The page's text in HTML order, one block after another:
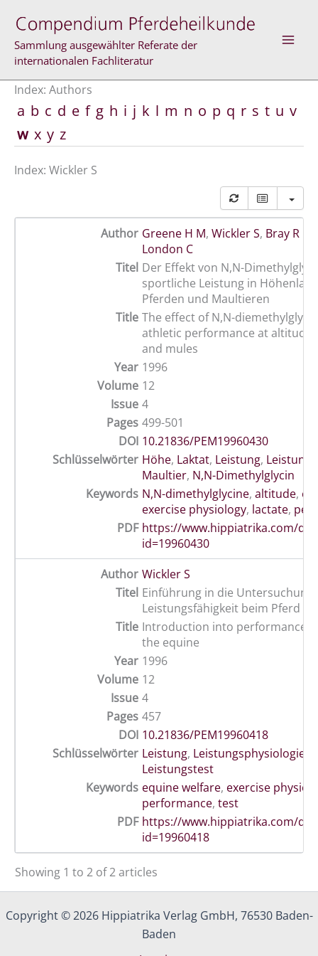
content
Sammlung ausgewählter Referate der
internationalen Fachliteratur
Index: Authors
a b c d e f g h i j k l m n o p q r s t u v
w x y z
Index: Wickler S
Author Greene H M, Wickler S, Bray R E
London C
Titel Der Effekt von N,N-
sportliche Leistung in
Pferden und Maultieren
Title The effect of N,N-
athletic performance at altitude
and mules
Year 1996
Volume 12
Issue 4
Pages 499-501
DOI 10.21836/PEM19960430
Schlüsselwörter Höhe, Laktat, Leistung,
Maultier, N,N-Dimethylglycin
Keywords N,N-dimethylglycine, altitude,
exercise physiology, lactate,
PDF https://www.hippiatrika.com/
id=19960430
Author Wickler S
Titel Einführung in die Untersuchung
Leistungsfähigkeit beim Pferd
Title Introduction into performance
the equine
Year 1996
Volume 12
Issue 4
Pages 457
DOI 10.21836/PEM19960418
Schlüsselwörter Leistung, Leistungsphysiologie
Leistungstest
Keywords equine welfare, exercise
performance, test
PDF https://www.hippiatrika.com/
id=19960418
Showing 1 to 2 of 2 articles
Copyright © 2026 Hippiatrika Verlag GmbH, 76530 Baden-
Baden